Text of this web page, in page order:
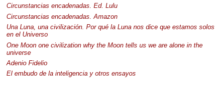
Circunstancias encadenadas. Ed. Lulu
Circunstancias encadenadas. Amazon
Una Luna, una civilización. Por qué la Luna nos dice que estamos solos
en el Universo
One Moon one civilization why the Moon tells us we are alone in the
universe
Adenio Fidelio
El embudo de la inteligencia y otros ensayos